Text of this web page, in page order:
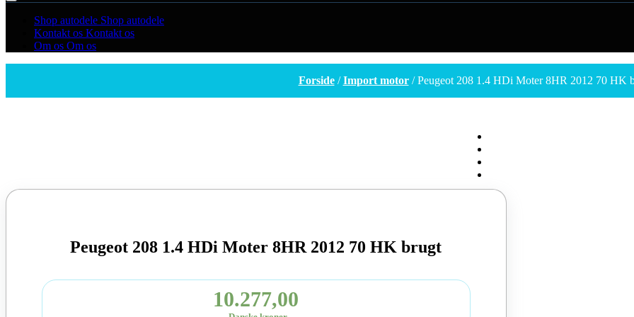
Shop autodele Shop autodele
Kontakt os Kontakt os
Om os Om os
Forside/Import motor/ Peugeot 208 1.4 HDi Moter 8HR 2012 70 HK
Peugeot 208 1.4 HDi Moter 8HR 2012 70 HK brugt
10.277,00